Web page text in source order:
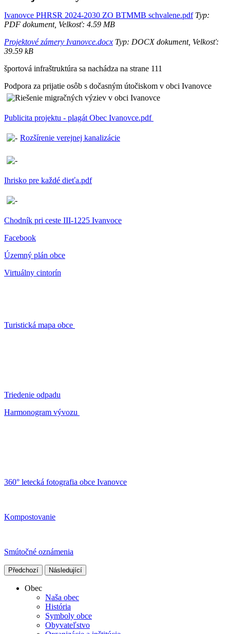
Ivanovce PHRSR 2024-2030 ZO BTMMB schvalene.pdfTyp:
PDF dokument, Velkosť: 4.59 MB
Projektové zámery Ivanovce.docx Typ: DOCX dokument, Velkosť:
39.59 kB
športová infraštruktúra sa nachádza na strane 111
Podpora za prijatie osôb s dočasným útočiskom v obci Ivanovce
Publicita projektu - plagát Obec Ivanovce.pdf
Rozšírenie verejnej kanalizácie
Ihrisko pre každé dieťa.pdf
Chodník pri ceste III-1225 Ivanvoce
Facebook
Územný plán obce
Virtuálny cintorín
Turistická mapa obce
Triedenie odpadu
Harmonogram vývozu
360° letecká fotografia obce Ivanovce
Kompostovanie
Smútočné oznámenia
Předchozí Následující
Obec
Naša obec
História
Symboly obce
Obyvateľstvo